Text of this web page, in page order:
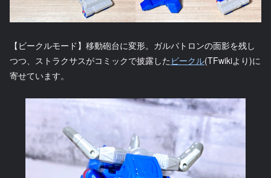
【ビークルモード】移動砲台に変形。ガルバトロンの面影を残し
つつ、ストラクサスがコミックで披露した ビークル(TFwikiより)に
寄せています。